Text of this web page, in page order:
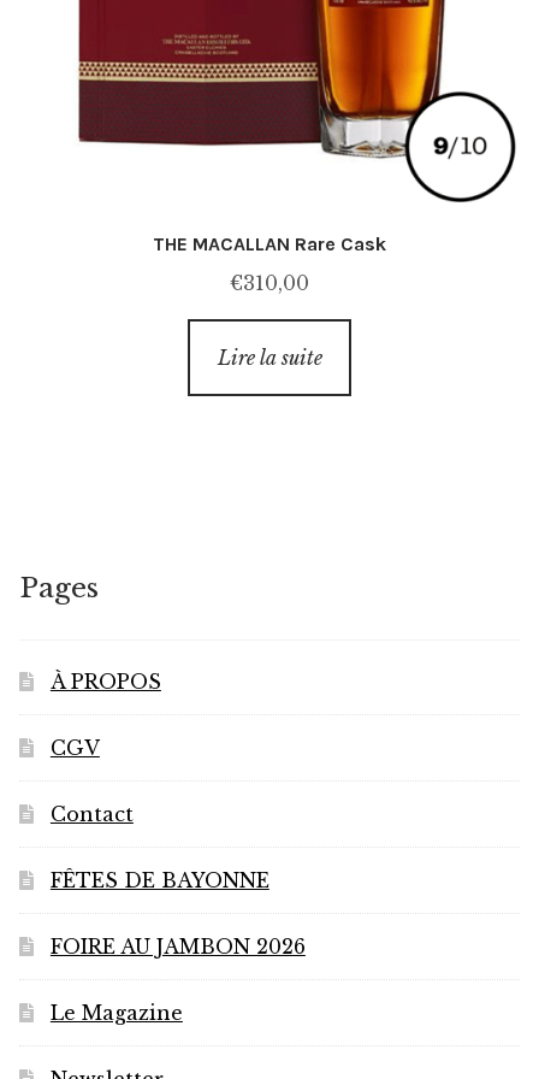
THE MACALLAN Rare Cask
€310,00
Lire la suite
Pages
À PROPOS
CGV
Contact
FÊTES DE BAYONNE
FOIRE AU JAMBON 2026
Le Magazine